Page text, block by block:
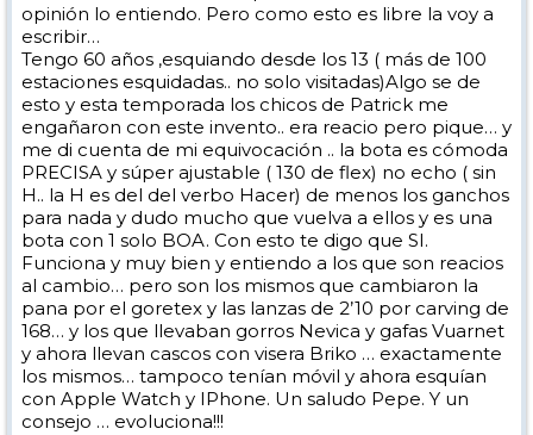
opinión lo entiendo. Pero como esto es libre la voy a
escribir…
Tengo 60 años ,esquiando desde los 13 ( más de 100
estaciones esquidadas.. no solo visitadas)Algo se de
esto y esta temporada los chicos de Patrick me
engañaron con este invento.. era reacio pero pique… y
me di cuenta de mi equivocación .. la bota es cómoda
PRECISA y súper ajustable ( 130 de flex) no echo ( sin
H.. la H es del del verbo Hacer) de menos los ganchos
para nada y dudo mucho que vuelva a ellos y es una
bota con 1 solo BOA. Con esto te digo que SI.
Funciona y muy bien y entiendo a los que son reacios
al cambio… pero son los mismos que cambiaron la
pana por el goretex y las lanzas de 2’10 por carving de
168… y los que llevaban gorros Nevica y gafas Vuarnet
y ahora llevan cascos con visera Briko … exactamente
los mismos… tampoco tenían móvil y ahora esquían
con Apple Watch y IPhone. Un saludo Pepe. Y un
consejo … evoluciona!!!